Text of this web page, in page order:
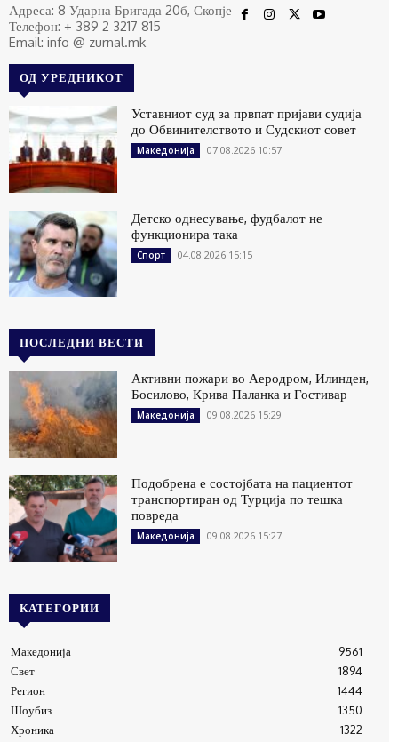
Адреса: 8 Ударна Бригада 20б, Скопје
Телефон: + 389 2 3217 815
Email: info @ zurnal.mk
ОД УРЕДНИКОТ
Уставниот суд за првпат пријави судија
до Обвинителството и Судскиот совет
Македонија 07.08.2026 10:57
Детско однесување, фудбалот не
функционира така
Спорт 04.08.2026 15:15
ПОСЛЕДНИ ВЕСТИ
Активни пожари во Аеродром, Илинден,
Босилово, Крива Паланка и Гостивар
Македонија 09.08.2026 15:29
Подобрена е состојбата на пациентот
транспортиран од Турција по тешка
повреда
Македонија 09.08.2026 15:27
КАТЕГОРИИ
Македонија
9561
Свет
1894
Регион
1444
Шоубиз
1350
Хроника
1322